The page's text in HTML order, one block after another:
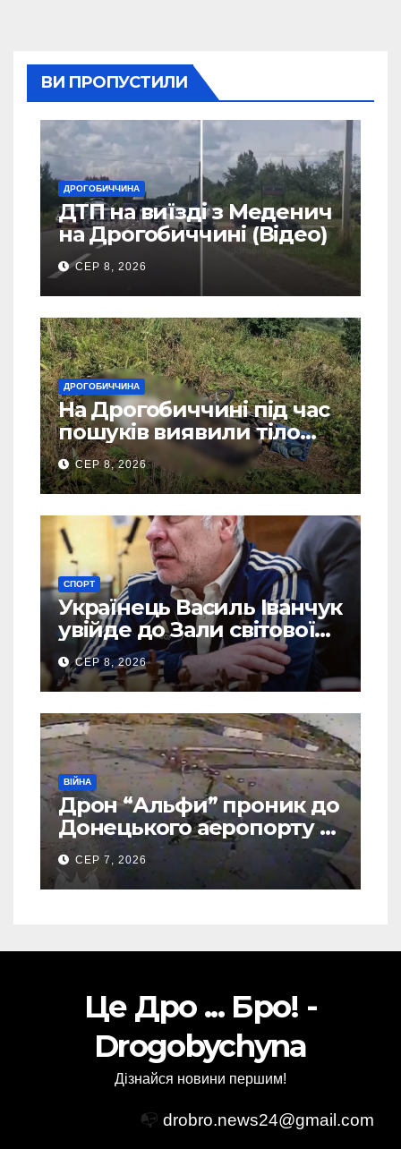
ВИ ПРОПУСТИЛИ
ДРОГОБИЧЧИНА
ДТП на виїзді з Меденич
на Дрогобиччині (Відео)
СЕР 8, 2026
ДРОГОБИЧЧИНА
На Дрогобиччині під час
пошуків виявили тіло
зниклого чоловіка
СЕР 8, 2026
СПОРТ
Українець Василь Іванчук
увійде до Зали світової
шахової слави
СЕР 8, 2026
ВІЙНА
Дрон “Альфи” проник до
Донецького аеропорту та
спалив “Шахед” ще до
запуску
СЕР 7, 2026
Це Дро ... Бро! -
Drogobychyna
Дізнайся новини першим!
📭 drobro.news24@gmail.com